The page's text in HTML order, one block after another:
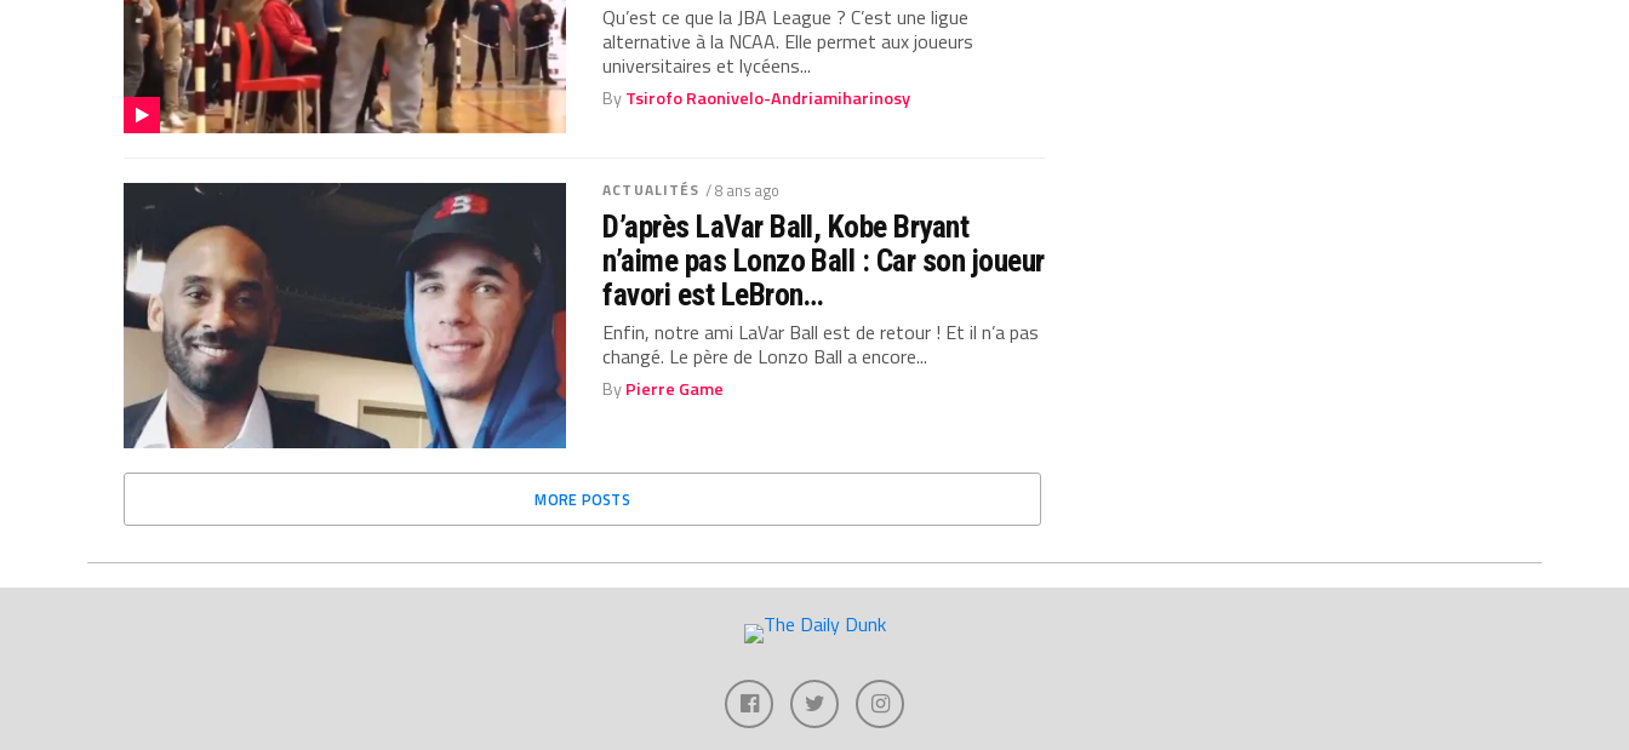
Qu’est ce que la JBA League ? C’est une ligue
alternative à la NCAA. Elle permet aux joueurs
universitaires et lycéens...
ByTsirofo Raonivelo-Andriamiharinosy
ACTUALITÉS / 8 ans ago
D’après LaVar Ball, Kobe Bryant
n’aime pas Lonzo Ball : Car son joueur
favori est LeBron…
Enfin, notre ami LaVar Ball est de retour ! Et il n’a pas
changé. Le père de Lonzo Ball a encore...
ByPierre Game
MORE POSTS